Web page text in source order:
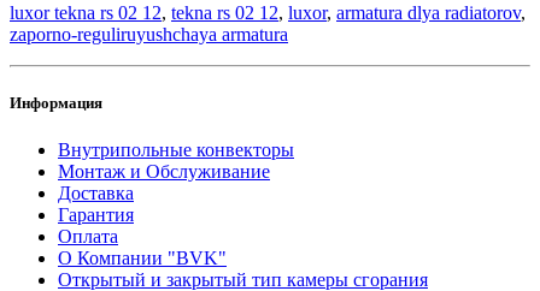
luxor tekna rs 02 12, tekna rs 02 12, luxor, armatura dlya radiatorov,
zaporno-reguliruyushchaya armatura
Информация
Внутрипольные конвекторы
Монтаж и Обслуживание
Доставка
Гарантия
Оплата
О Компании "BVK"
Открытый и закрытый тип камеры сгорания